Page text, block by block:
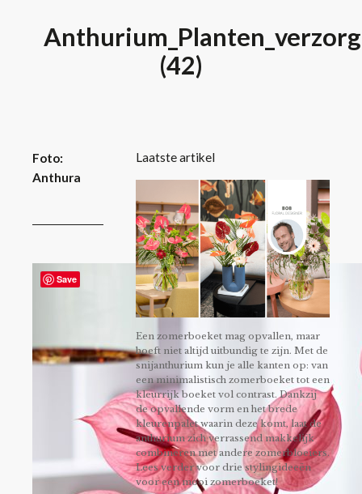
(42)
Foto:
Anthura
Laatste artikel
Een zomerboeket mag opvallen, maar
hoeft niet altijd uitbundig te zijn. Met de
snijanthurium kun je alle kanten op: van
een minimalistisch zomerboeket tot een
kleurrijk boeket vol contrast. Dankzij
de opvallende vorm en het brede
kleurenpalet waarin deze komt, laat de
anthurium zich verrassend makkelijk
combineren met andere zomerbloeiers.
Lees verder voor drie stylingideeën
voor een mooi zomerboeket!
Save